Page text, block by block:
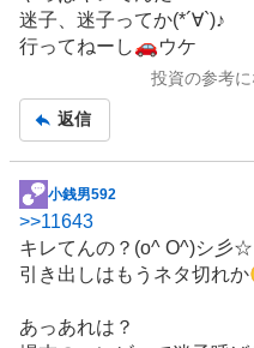
事
迷子、迷子ってか(*´∀`)♪
行ってねーし🚗ウケ
投資の参考
返信
掲
示
板
記
小銭男592
>>11643
キレてんの？(o^ O^)シ彡☆
引き出しはもうネタ切
あっあれは？